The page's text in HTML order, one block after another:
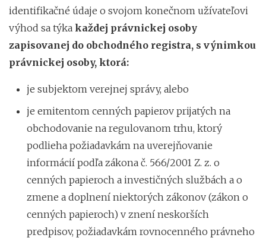
identifikačné údaje o svojom konečnom užívateľovi
výhod sa týka každej právnickej osoby
zapisovanej do obchodného registra, s výnimkou
právnickej osoby, ktorá:
je subjektom verejnej správy, alebo
je emitentom cenných papierov prijatých na
obchodovanie na regulovanom trhu, ktorý
podlieha požiadavkám na uverejňovanie
informácií podľa zákona č. 566/2001 Z. z. o
cenných papieroch a investičných službách a o
zmene a doplnení niektorých zákonov (zákon o
cenných papieroch) v znení neskorších
predpisov, požiadavkám rovnocenného právneho